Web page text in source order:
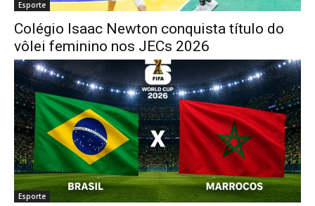
Esporte
Colégio Isaac Newton conquista título do
vôlei feminino nos JECs 2026
Esporte